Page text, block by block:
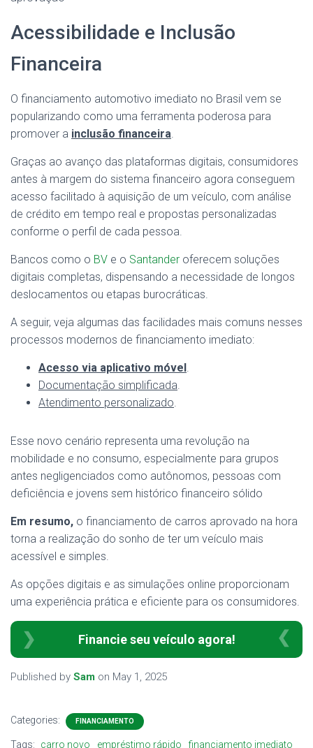
Acessibilidade e Inclusão
Financeira
O financiamento automotivo imediato no Brasil vem se
popularizando como uma ferramenta poderosa para
promover a inclusão financeira.
Graças ao avanço das plataformas digitais, consumidores
antes à margem do sistema financeiro agora conseguem
acesso facilitado à aquisição de um veículo, com análise
de crédito em tempo real e propostas personalizadas
conforme o perfil de cada pessoa.
Bancos como o BV e o Santander oferecem soluções
digitais completas, dispensando a necessidade de longos
deslocamentos ou etapas burocráticas.
A seguir, veja algumas das facilidades mais comuns nesses
processos modernos de financiamento imediato:
Acesso via aplicativo móvel.
Documentação simplificada.
Atendimento personalizado.
Esse novo cenário representa uma revolução na
mobilidade e no consumo, especialmente para grupos
antes negligenciados como autônomos, pessoas com
deficiência e jovens sem histórico financeiro sólido
Em resumo, o financiamento de carros aprovado na hora
torna a realização do sonho de ter um veículo mais
acessível e simples.
As opções digitais e as simulações online proporcionam
uma experiência prática e eficiente para os consumidores.
Financie seu veículo agora!
Published by Sam on May 1, 2025
Categories: FINANCIAMENTO
Tags: carro novo empréstimo rápido financiamento imediato